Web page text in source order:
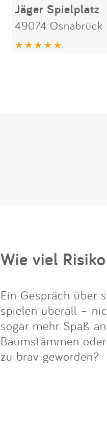
Jäger Spielplatz
49074 Osnabrück
Wie viel
Ein Gespräch über
spielen überall –
sogar mehr Spaß
Baumstämmen
zu brav geworden?